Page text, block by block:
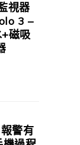
視器
3 –
磁吸
警有